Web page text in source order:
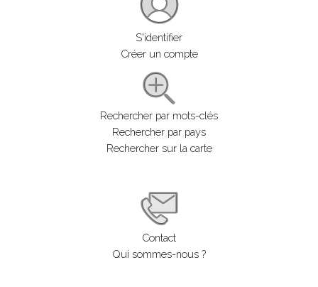
S'identifier
Créer un compte
Rechercher par mots-clés
Rechercher par pays
Rechercher sur la carte
Contact
Qui sommes-nous ?